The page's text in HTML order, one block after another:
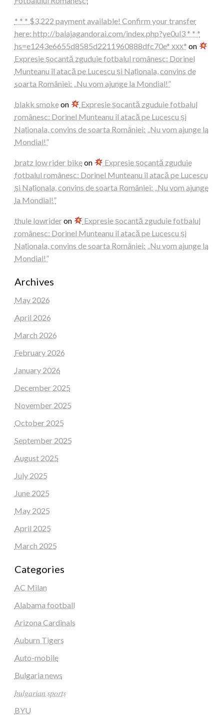
* * * $3,222 payment available! Confirm your transfer
here: http://balajagandorai.com/index.php?ye0ul3 * * *
hs=e1243e6655d8585d2211960888dfc70e* ххх* on
Expresie șocantă zguduie fotbalul românesc: Dorinel
Munteanu îl atacă pe Lucescu și Naționala, convins de
soarta României: „Nu vom ajunge la Mondial!”
blakk smokeon
Expresie șocantă zguduie fotbalul
românesc: Dorinel Munteanu îl atacă pe Lucescu și
Naționala, convins de soarta României: „Nu vom ajunge la
Mondial!”
bratz low rider bikeon
Expresie șocantă zguduie
fotbalul românesc: Dorinel Munteanu îl atacă pe Lucescu
și Naționala, convins de soarta României: „Nu vom ajunge
la Mondial!”
thule lowrideron
Expresie șocantă zguduie fotbalul
românesc: Dorinel Munteanu îl atacă pe Lucescu și
Naționala, convins de soarta României: „Nu vom ajunge la
Mondial!”
Archives
May 2026
April 2026
March 2026
February 2026
January 2026
December 2025
November 2025
October 2025
September 2025
August 2025
July 2025
June 2025
May 2025
April 2025
March 2025
Categories
AC Milan
Alabama football
Arizona Cardinals
Auburn Tigers
Auto-mobile
Bulgaria news
𝑏𝑢𝑙𝑔𝑎𝑟𝑖𝑎𝑛 𝑠𝑝𝑜𝑟𝑡𝑠
BYU